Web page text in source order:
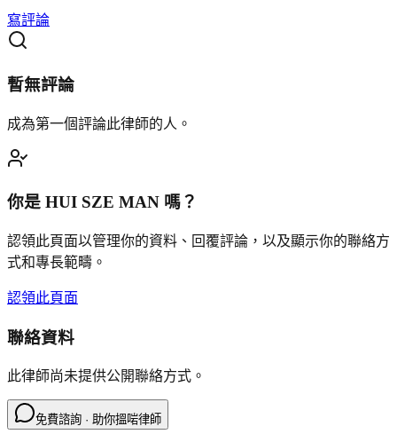
寫評論
暫無評論
成為第一個評論此律師的人。
你是 HUI SZE MAN 嗎？
認領此頁面以管理你的資料、回覆評論，以及顯示你的聯絡方
式和專長範疇。
認領此頁面
聯絡資料
此律師尚未提供公開聯絡方式。
免費諮詢 · 助你搵啱律師